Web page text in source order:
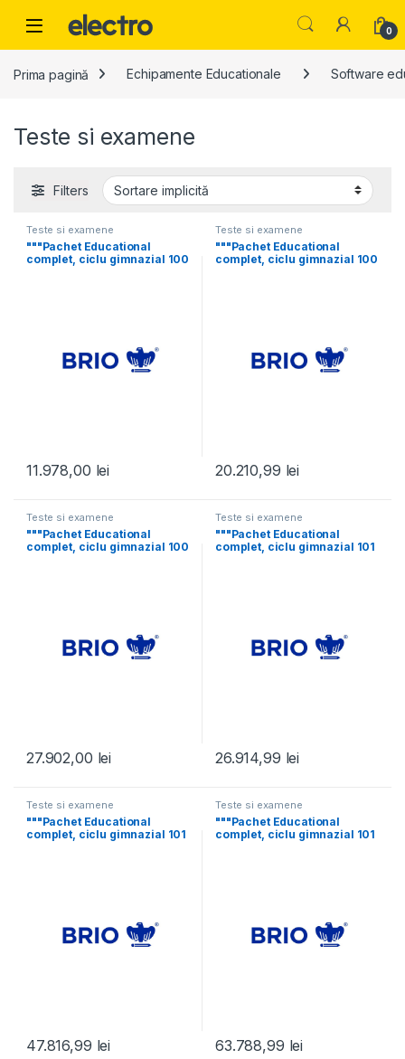
0
Prima pagină Echipamente Educationale Software
Teste si examene
Filters
Teste si examene
"""Pachet Educational
complet, ciclu gimnazial 100
11.978,00 lei
Teste si examene
"""Pachet Educational
complet, ciclu gimnazial 100
20.210,99 lei
Teste si examene
"""Pachet Educational
complet, ciclu gimnazial 100
27.902,00 lei
Teste si examene
"""Pachet Educational
complet, ciclu gimnazial 101
26.914,99 lei
Teste si examene
"""Pachet Educational
complet, ciclu gimnazial 101
47.816,99 lei
Teste si examene
"""Pachet Educational
complet, ciclu gimnazial 101
63.788,99 lei